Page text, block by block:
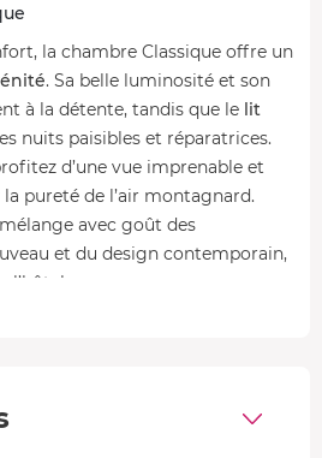
la chambre Classique offre un
. Sa belle luminosité et son
à la détente, tandis que le lit
nuits paisibles et réparatrices.
d’une vue imprenable et
pureté de l’air montagnard.
avec goût des
et du design contemporain,
l’hôtel.
rangements pratiques